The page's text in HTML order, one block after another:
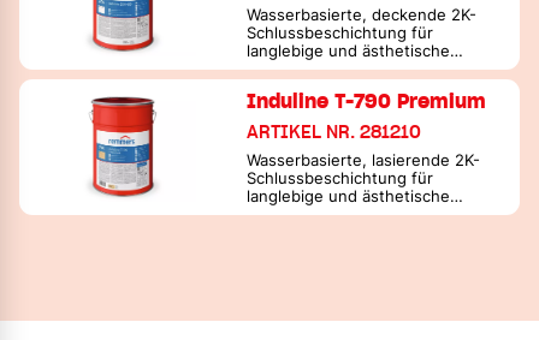
Wasserbasierte, deckende 2K-
Schlussbeschichtung für
langlebige und ästhetische
Fenster und Türen zur
Induline T-790 Premium
ARTIKEL NR. 281210
Wasserbasierte, lasierende 2K-
Schlussbeschichtung für
langlebige und ästhetische
Fenster und Türen zur